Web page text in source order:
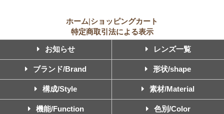
ホーム|ショッピングカート
特定商取引法による表示
お知らせ レンズ一覧
ブランド/Brand 形状/shape
構成/Style 素材/Material
機能/Function 色別/Color